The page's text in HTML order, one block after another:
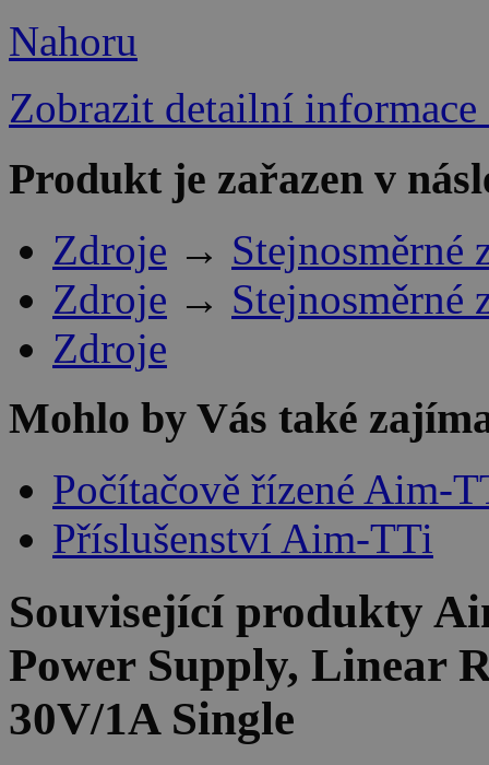
Nahoru
Zobrazit detailní informace
Produkt je zařazen v
Zdroje →
Zdroje →
Zdroje
Mohlo by Vás také
Počítačově řízené Aim-
Příslušenství Aim-TTi
Související produkty
Power Supply, Linear
30V/1A Single